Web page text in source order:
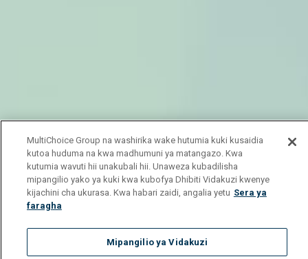
MultiChoice Group na washirika wake hutumia kuki kusaidia
kutoa huduma na kwa madhumuni ya matangazo. Kwa
kutumia wavuti hii unakubali hii. Unaweza kubadilisha
mipangilio yako ya kuki kwa kubofya Dhibiti Vidakuzi kwenye
kijachini cha ukurasa. Kwa habari zaidi, angalia yetu Sera ya
faragha
Mipangilio ya Vidakuzi